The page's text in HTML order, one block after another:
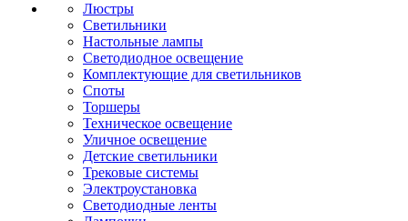
Люстры
Светильники
Настольные лампы
Светодиодное освещение
Комплектующие для светильников
Споты
Торшеры
Техническое освещение
Уличное освещение
Детские светильники
Трековые системы
Электроустановка
Светодиодные ленты